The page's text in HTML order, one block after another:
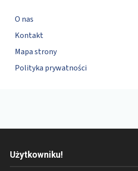
O nas
Kontakt
Mapa strony
Polityka prywatności
Użytkowniku!